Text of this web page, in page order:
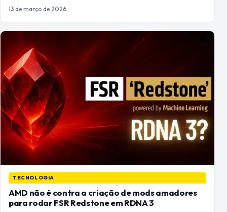
13 de março de 2026
TECNOLOGIA
AMD não é contra a criação de mods amadores
para rodar FSR Redstone em RDNA 3